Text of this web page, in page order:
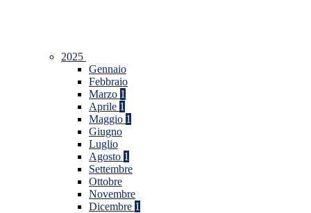
2025
Gennaio
Febbraio
Marzo 1
Aprile 1
Maggio 1
Giugno
Luglio
Agosto 1
Settembre
Ottobre
Novembre
Dicembre 1